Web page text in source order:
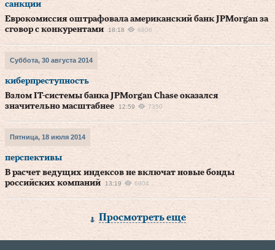
санкции
Еврокомиссия оштрафовала американский банк JPMorgan за
сговор с конкурентами
18:18 6806
Суббота, 30 августа 2014
киберпреступность
Взлом IT-системы банка JPMorgan Chase оказался
значительно масштабнее
12:59 7350
Пятница, 18 июля 2014
перспективы
В расчет ведущих индексов не включат новые бонды
российских компаний
13:19 6904
Просмотреть еще